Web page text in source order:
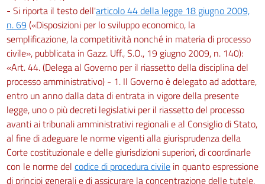
art. 44
art. 45
art. 46
art. 47
art. 48
art. 49
art. 50
art. 51
Sezione II
Abbreviazione, proroga e sospensione dei termini
- Si riporta il testo dell'articolo 44 della legge 18 giugno 2009,
n. 69 («Disposizioni per lo sviluppo economico, la
semplificazione, la competitività nonché in materia di processo
civile», pubblicata in Gazz. Uff., S.O., 19 giugno 2009, n. 140):
«Art. 44. (Delega al Governo per il riassetto della disciplina del
processo amministrativo) - 1. Il Governo è delegato ad adottare,
entro un anno dalla data di entrata in vigore della presente
legge, uno o più decreti legislativi per il riassetto del processo
avanti ai tribunali amministrativi regionali e al Consiglio di Stato,
al fine di adeguare le norme vigenti alla giurisprudenza della
Corte costituzionale e delle giurisdizioni superiori, di coordinarle
con le norme del codice di procedura civile in quanto espressione
di principi generali e di assicurare la concentrazione delle tutele.